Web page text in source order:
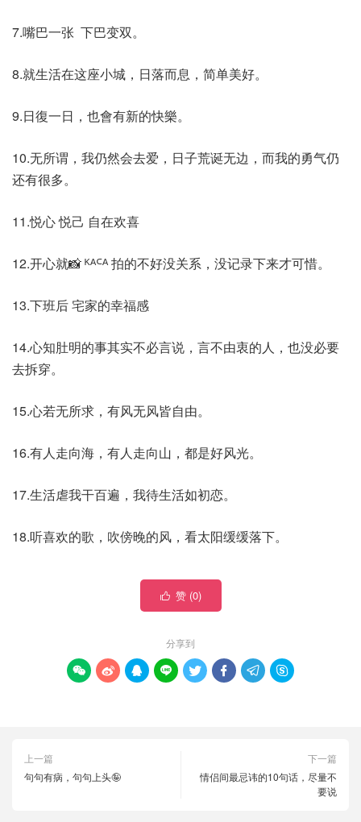
7.嘴巴一张 下巴变双。
8.就生活在这座小城，日落而息，简单美好。
9.日復一日，也會有新的快樂。
10.无所谓，我仍然会去爱，日子荒诞无边，而我的勇气仍
还有很多。
11.悦心 悦己 自在欢喜
12.开心就📸 ᴷᴬᒼᴬ 拍的不好没关系，没记录下来才可惜。
13.下班后 宅家的幸福感
14.心知肚明的事其实不必言说，言不由衷的人，也没必要
去拆穿。
15.心若无所求，有风无风皆自由。
16.有人走向海，有人走向山，都是好风光。
17.生活虐我干百遍，我待生活如初恋。
18.听喜欢的歌，吹傍晚的风，看太阳缓缓落下。
 赞 (0)
分享到
       
上一篇
句句有病，句句上头🤪
下一篇
情侣间最忌讳的10句话，尽量不
要说